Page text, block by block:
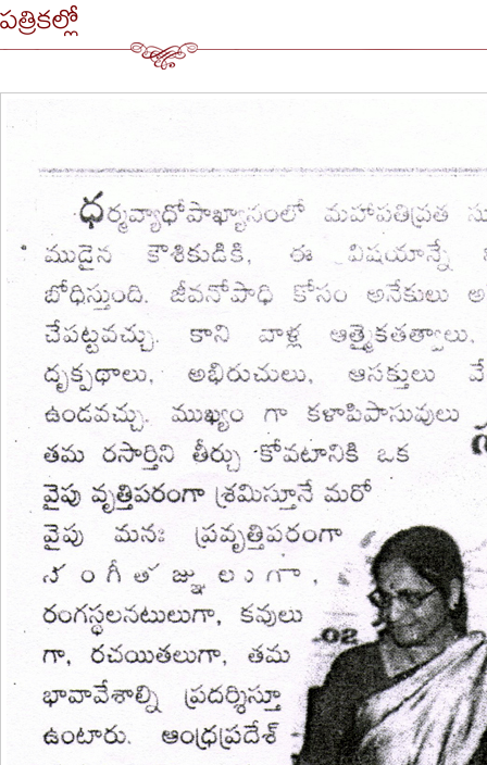
పత్రికల్లో